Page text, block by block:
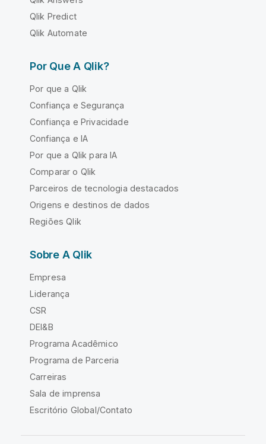
Qlik Predict
Qlik Automate
Por Que A Qlik?
Por que a Qlik
Confiança e Segurança
Confiança e Privacidade
Confiança e IA
Por que a Qlik para IA
Comparar o Qlik
Parceiros de tecnologia destacados
Origens e destinos de dados
Regiões Qlik
Sobre A Qlik
Empresa
Liderança
CSR
DEI&B
Programa Acadêmico
Programa de Parceria
Carreiras
Sala de imprensa
Escritório Global/Contato